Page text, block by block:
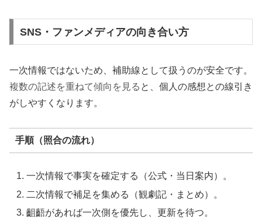
SNS・ファンメディアの向き合い方
一次情報ではないため、補助線として扱うのが安全です。
複数の記述を重ねて傾向を見る と、個人の感想との線引き
がしやすくなります。
手順（照合の流れ）
一次情報で事実を確定する（公式・当日案内）。
二次情報で補足を集める（観劇記・まとめ）。
齟齬があれば一次側を優先し、更新を待つ。